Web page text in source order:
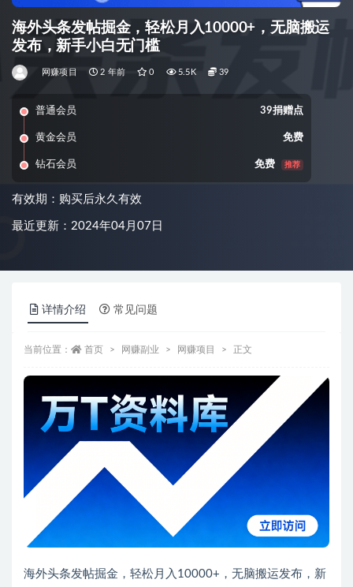
海外头条发帖掘金，轻松月入10000+，无脑搬运
发布，新手小白无门槛
网赚项目 2 年前 0 5.5K 39
普通会员 39捐赠点
黄金会员 免费
钻石会员 免费 推荐
有效期：购买后永久有效
最近更新：2024年04月07日
详情介绍 常见问题
当前位置： 首页 网赚副业 网赚项目 正文
海外头条发帖掘金，轻松月入10000+，无脑搬运发布，新